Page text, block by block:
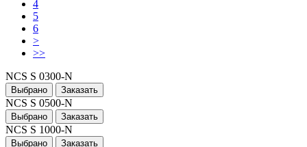
4
5
6
>
>>
NCS S 0300-N
Выбрано Заказать
NCS S 0500-N
Выбрано Заказать
NCS S 1000-N
Выбрано Заказать